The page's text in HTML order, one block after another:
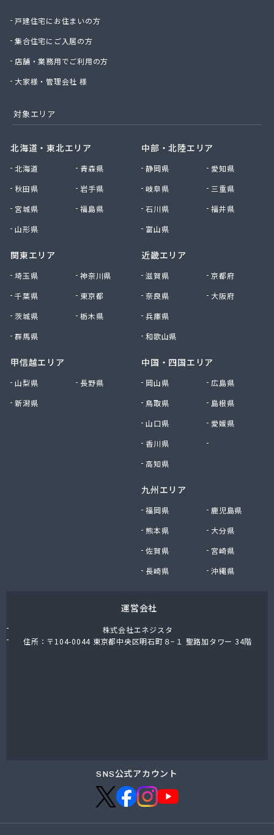
新日本ガス
西條商店
石巻ガス株式会社
赤間米穀店
仙台アイ・リビング株式会社
仙台エネルギーサービス株式会社
仙台ガス株式会社
仙台プロパン株式会社
仙台農業協同組合ガス供給センター
千葉商店
川村商店
ス課
曽波の神屋
大宮燃料店
大上屋商店
中央ガス設備工業株式会社
杜都エンジニア株式会社
渡辺米穀店
東北エア・ウォーター株式会社 仙台営業所
日交商事株式会社 折立オートガススタンド
NXエネルギー東北株式会社 宮城支店
NX商事株式会社 仙台支店
NX商事株式会社仙台支店LPガス部 仙台LPガス事
白ゆり商事株式会社 名取営業本部
白鳥商店
名取岩沼農業協同組合本店
鳴瀬ガス株式会社
戸建住宅にお住まいの方
集合住宅にご入居の方
店舗・業務用でご利用の方
大家様・管理会社 様
対象エリア
北海道・東北エリア
北海道
青森県
秋田県
岩手県
宮城県
福島県
山形県
関東エリア
埼玉県
神奈川県
千葉県
東京都
茨城県
栃木県
群馬県
甲信越エリア
山梨県
長野県
新潟県
中部・北陸エリア
静岡県
愛知県
岐阜県
三重県
石川県
福井県
富山県
近畿エリア
滋賀県
京都府
奈良県
大阪府
兵庫県
和歌山県
中国・四国エリア
岡山県
広島県
鳥取県
島根県
山口県
愛媛県
香川県
高知県
九州エリア
福岡県
鹿児島県
熊本県
大分県
佐賀県
宮崎県
長崎県
沖縄県
運営会社
株式会社エネジスタ
住所：〒104-0044 東京都中央区明石町８−１ 聖路加タワー 34階
SNS公式アカウント